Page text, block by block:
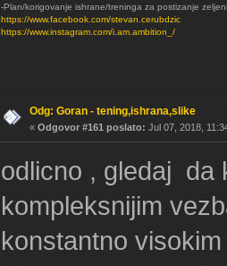
-Plan/korigovanje ishrane/treninga za postizanje
https://www.facebook.com/stevan.cerubdzic
https://www.instagram.com/i.am.ambition_/
Odg: Goran - tening,ishrana,slike
« Odgovor #161 poslato: Jul 07, 2018,
odlicno , gledaj da
kompleksnijim
konstantno